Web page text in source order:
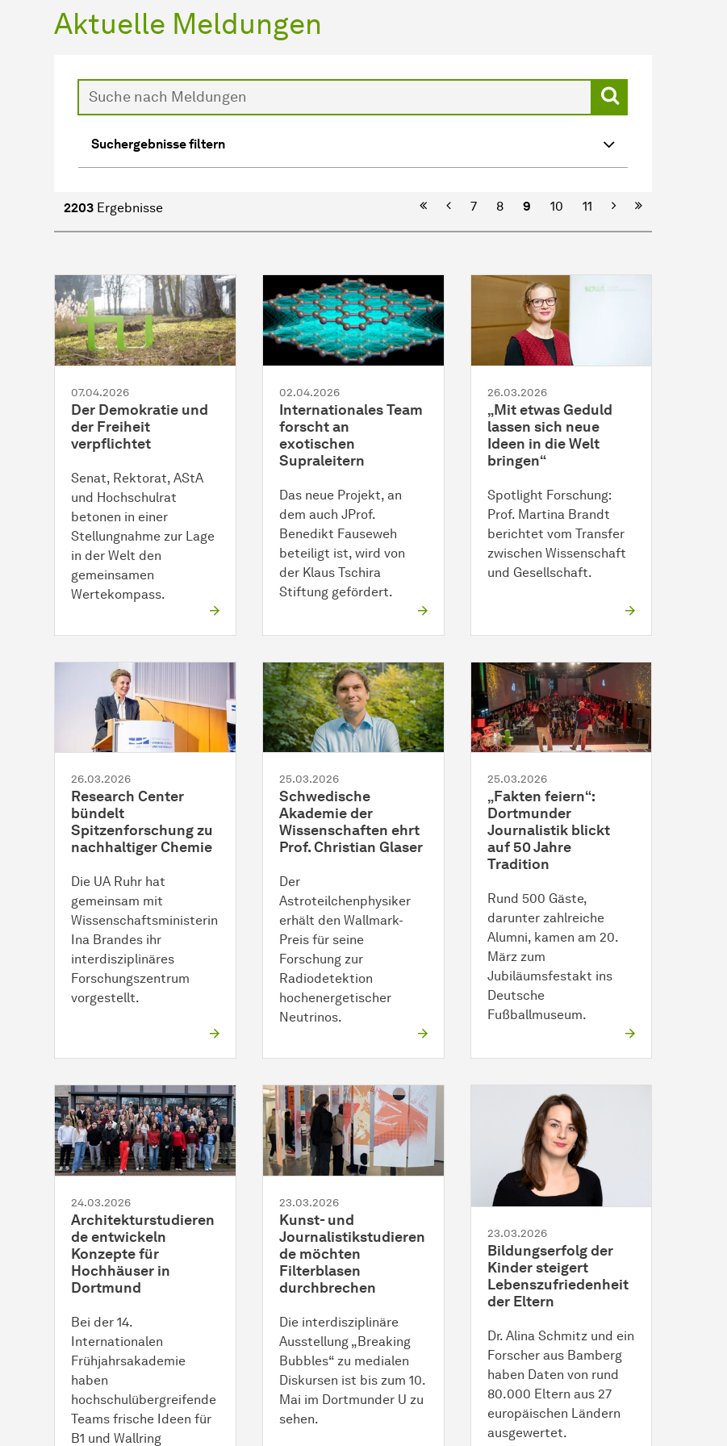
Aktuelle Meldungen
Suchergebnisse filtern
News
2203 Ergebnisse Erste Seite
Vorherige
7 8 9 10 11 NächsteLetzte Seite
07.04.2026
Der Demokratie und
der Freiheit
verpflichtet
Senat, Rektorat, AStA
und Hochschulrat
betonen in einer
Stellungnahme zur Lage
in der Welt den
gemeinsamen
Wertekompass.
02.04.2026
Internationales Team
forscht an
exotischen
Supraleitern
Das neue Projekt, an
dem auch JProf.
Benedikt Fauseweh
beteiligt ist, wird von
der Klaus Tschira
Stiftung gefördert.
26.03.2026
„Mit etwas Geduld
lassen sich neue
Ideen in die Welt
bringen“
Spotlight Forschung:
Prof. Martina Brandt
berichtet vom Transfer
zwischen Wissenschaft
und Gesellschaft.
26.03.2026
Research Center
bündelt
Spitzenforschung zu
nachhaltiger Chemie
Die UA Ruhr hat
gemeinsam mit
Wissenschaftsministerin
Ina Brandes ihr
interdisziplinäres
Forschungszentrum
vorgestellt.
25.03.2026
Schwedische
Akademie der
Wissenschaften ehrt
Prof. Christian Glaser
Der
Astroteilchenphysiker
erhält den Wallmark-
Preis für seine
Forschung zur
Radiodetektion
hochenergetischer
Neutrinos.
25.03.2026
„Fakten feiern“:
Dortmunder
Journalistik blickt
auf 50 Jahre
Tradition
Rund 500 Gäste,
darunter zahlreiche
Alumni, kamen am 20.
März zum
Jubiläumsfestakt ins
Deutsche
Fußballmuseum.
24.03.2026
Architekturstudieren
de entwickeln
Konzepte für
Hochhäuser in
Dortmund
Bei der 14.
Internationalen
Frühjahrsakademie
haben
hochschulübergreifende
Teams frische Ideen für
B1 und Wallring
23.03.2026
Kunst- und
Journalistikstudieren
de möchten
Filterblasen
durchbrechen
Die interdisziplinäre
Ausstellung „Breaking
Bubbles“ zu medialen
Diskursen ist bis zum 10.
Mai im Dortmunder U zu
sehen.
23.03.2026
Bildungserfolg der
Kinder steigert
Lebenszufriedenheit
der Eltern
Dr. Alina Schmitz und ein
Forscher aus Bamberg
haben Daten von rund
80.000 Eltern aus 27
europäischen Ländern
ausgewertet.